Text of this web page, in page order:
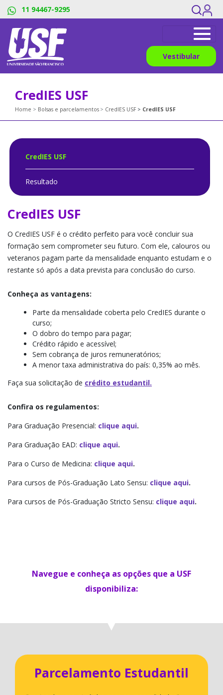
11 94467-9295
Vestibular
CredIES USF
Home Bolsas e parcelamentos CredIES USF CredIES USF
CredIES USF
Resultado
CredIES USF
O CredIES USF é o crédito perfeito para você concluir sua
formação sem comprometer seu futuro. Com ele, calouros ou
veteranos pagam parte da mensalidade enquanto estudam e o
restante só após a data prevista para conclusão do curso.
Conheça as vantagens:
Parte da mensalidade coberta pelo CredIES durante o
curso;
O dobro do tempo para pagar;
Crédito rápido e acessível;
Sem cobrança de juros remuneratórios;
A menor taxa administrativa do país: 0,35% ao mês.
Faça sua solicitação de crédito estudantil.
Confira os regulamentos:
Para Graduação Presencial: clique aqui.
Para Graduação EAD: clique aqui.
Para o Curso de Medicina: clique aqui.
Para cursos de Pós-Graduação Lato Sensu: clique aqui.
Para cursos de Pós-Graduação Stricto Sensu: clique aqui.
Navegue e conheça as opções que a USF
disponibiliza:
▼
Parcelamento Estudantil